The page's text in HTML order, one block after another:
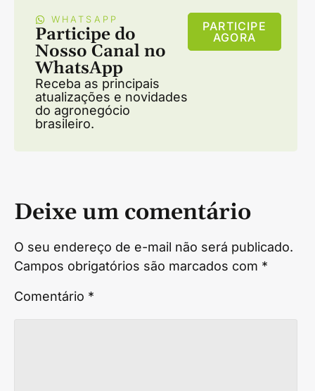
WHATSAPP
Participe do
Nosso Canal no
WhatsApp
Receba as principais
atualizações e novidades
do agronegócio
brasileiro.
PARTICIPE
AGORA
Deixe um comentário
O seu endereço de e-mail não será publicado.
Campos obrigatórios são marcados com *
Comentário *